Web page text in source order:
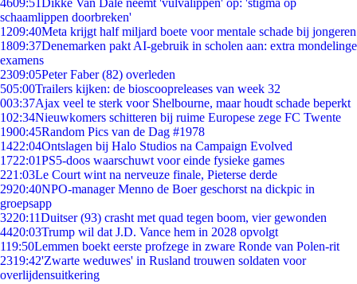
4609:51Dikke Van Dale neemt 'vulvalippen' op: 'stigma op
schaamlippen doorbreken'
1209:40Meta krijgt half miljard boete voor mentale schade bij jongeren
1809:37Denemarken pakt AI-gebruik in scholen aan: extra mondelinge
examens
2309:05Peter Faber (82) overleden
505:00Trailers kijken: de bioscoopreleases van week 32
003:37Ajax veel te sterk voor Shelbourne, maar houdt schade beperkt
102:34Nieuwkomers schitteren bij ruime Europese zege FC Twente
1900:45Random Pics van de Dag #1978
1422:04Ontslagen bij Halo Studios na Campaign Evolved
1722:01PS5-doos waarschuwt voor einde fysieke games
221:03Le Court wint na nerveuze finale, Pieterse derde
2920:40NPO-manager Menno de Boer geschorst na dickpic in
groepsapp
3220:11Duitser (93) crasht met quad tegen boom, vier gewonden
4420:03Trump wil dat J.D. Vance hem in 2028 opvolgt
119:50Lemmen boekt eerste profzege in zware Ronde van Polen-rit
2319:42'Zwarte weduwes' in Rusland trouwen soldaten voor
overlijdensuitkering